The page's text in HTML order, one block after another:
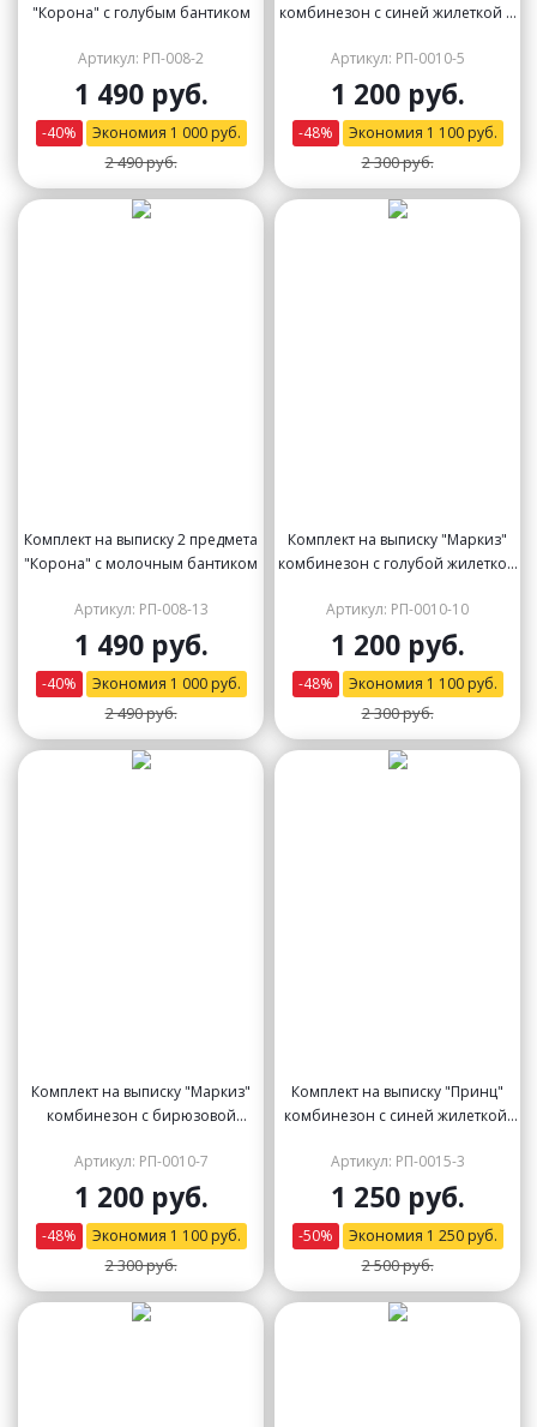
"Корона" с голубым бантиком
Артикул: РП-008-2
1 490 руб.
-40% Экономия 1 000руб.
2 490 руб.
комбинезон с синей жилеткой и
Артикул: РП-0010-5
1 200 руб.
-48% Экономия 1 100руб.
2 300 руб.
Комплект на выписку 2 предмета
"Корона" с молочным бантиком
Артикул: РП-008-13
1 490 руб.
-40% Экономия 1 000руб.
2 490 руб.
Комплект на выписку "Маркиз"
комбинезон с голубой жилеткой
Артикул: РП-0010-10
1 200 руб.
-48% Экономия 1 100руб.
2 300 руб.
Комплект на выписку "Маркиз"
комбинезон с бирюзовой
Артикул: РП-0010-7
1 200 руб.
-48% Экономия 1 100руб.
2 300 руб.
Комплект на выписку "Принц"
комбинезон с синей жилеткой,
Артикул: РП-0015-3
1 250 руб.
-50% Экономия 1 250руб.
2 500 руб.